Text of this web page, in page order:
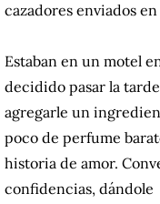
cazadores enviados en
Estaban en un motel
decidido pasar la
agregarle un
poco de perfume
historia de amor.
confidencias, dándole